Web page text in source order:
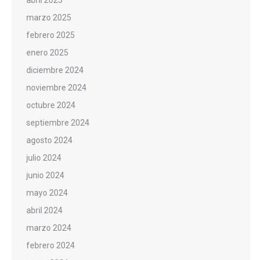
marzo 2025
febrero 2025
enero 2025
diciembre 2024
noviembre 2024
octubre 2024
septiembre 2024
agosto 2024
julio 2024
junio 2024
mayo 2024
abril 2024
marzo 2024
febrero 2024